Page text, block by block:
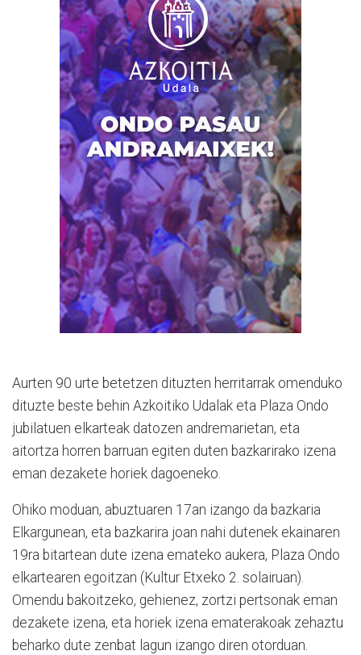
Aurten 90 urte betetzen dituzten herritarrak omenduko
dituzte beste behin Azkoitiko Udalak eta Plaza Ondo
jubilatuen elkarteak datozen andremarietan, eta
aitortza horren barruan egiten duten bazkarirako izena
eman dezakete horiek dagoeneko.
Ohiko moduan, abuztuaren 17an izango da bazkaria
Elkargunean, eta bazkarira joan nahi dutenek ekainaren
19ra bitartean dute izena emateko aukera, Plaza Ondo
elkartearen egoitzan (Kultur Etxeko 2. solairuan).
Omendu bakoitzeko, gehienez, zortzi pertsonak eman
dezakete izena, eta horiek izena ematerakoak zehaztu
beharko dute zenbat lagun izango diren otorduan.